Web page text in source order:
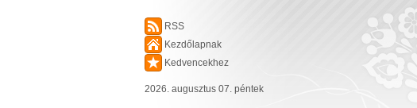
RSS
Kezdőlapnak
Kedvencekhez
2026. augusztus 07. péntek